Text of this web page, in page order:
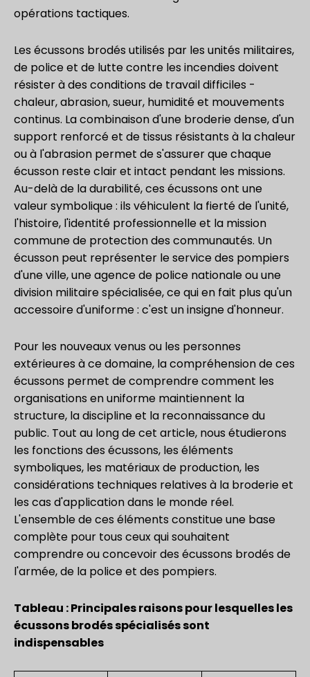
opérations tactiques.
Les écussons brodés utilisés par les unités militaires,
de police et de lutte contre les incendies doivent
résister à des conditions de travail difficiles -
chaleur, abrasion, sueur, humidité et mouvements
continus. La combinaison d'une broderie dense, d'un
support renforcé et de tissus résistants à la chaleur
ou à l'abrasion permet de s'assurer que chaque
écusson reste clair et intact pendant les missions.
Au-delà de la durabilité, ces écussons ont une
valeur symbolique : ils véhiculent la fierté de l'unité,
l'histoire, l'identité professionnelle et la mission
commune de protection des communautés. Un
écusson peut représenter le service des pompiers
d'une ville, une agence de police nationale ou une
division militaire spécialisée, ce qui en fait plus qu'un
accessoire d'uniforme : c'est un insigne d'honneur.
Pour les nouveaux venus ou les personnes
extérieures à ce domaine, la compréhension de ces
écussons permet de comprendre comment les
organisations en uniforme maintiennent la
structure, la discipline et la reconnaissance du
public. Tout au long de cet article, nous étudierons
les fonctions des écussons, les éléments
symboliques, les matériaux de production, les
considérations techniques relatives à la broderie et
les cas d'application dans le monde réel.
L'ensemble de ces éléments constitue une base
complète pour tous ceux qui souhaitent
comprendre ou concevoir des écussons brodés de
l'armée, de la police et des pompiers.
Tableau : Principales raisons pour lesquelles les
écussons brodés spécialisés sont
indispensables